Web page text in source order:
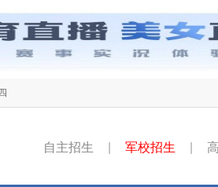
自主招生 军校招生